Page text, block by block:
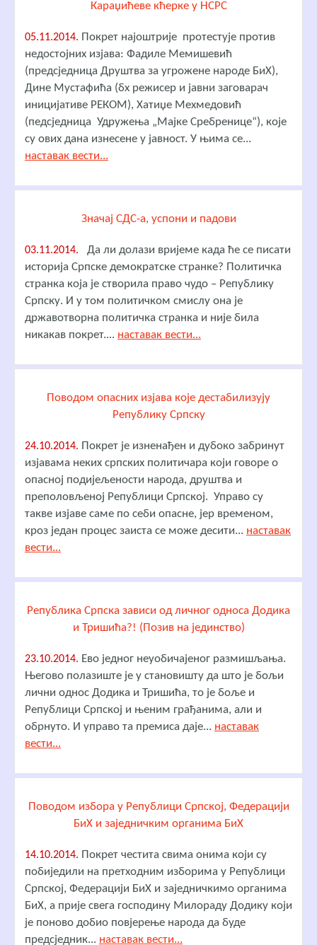
Караџићеве кћерке у НСРС
05.11.2014. Покрет најоштрије протестује против
недостојних изјава: Фадиле Мемишевић
(предсједница Друштва за угрожене народе БиХ),
Дине Мустафића (бх режисер и јавни заговарач
иницијативе РЕКОМ), Хатиџе Мехмедовић
(педсједница Удружења „Мајке Сребренице“), које
су ових дана изнесене у јавност. У њима се...
наставак вести...
Значај СДС-а, успони и падови
03.11.2014. Да ли долази вријеме када ће се писати
историја Српске демократске странке? Политичка
странка која је створила право чудо – Републику
Српску. И у том политичком смислу она је
државотворна политичка странка и није била
никакав покрет.... наставак вести...
Поводом опасних изјава које дестабилизују
Републику Српску
24.10.2014. Покрет је изненађен и дубоко забринут
изјавама неких српских политичара који говоре о
опасној подијељености народа, друштва и
преполовљеној Републици Српској. Управо су
такве изјаве саме по себи опасне, јер временом,
кроз један процес заиста се може десити... наставак
вести...
Република Српска зависи од личног односа Додика
и Тришића?! (Позив на јединство)
23.10.2014. Ево једног неуобичајеног размишљања.
Његово полазиште је у становишту да што је бољи
лични однос Додика и Тришића, то је боље и
Републици Српској и њеним грађанима, али и
обрнуто. И управо та премиса даје... наставак
вести...
Поводом избора у Републици Српској, Федерацији
БиХ и заједничким органима БиХ
14.10.2014. Покрет честита свима онима који су
побиједили на претходним изборима у Републици
Српској, Федерацији БиХ и заједничкимо органима
БиХ, а прије свега господину Милораду Додику који
је поново добио повјерење народа да буде
предсједник... наставак вести...